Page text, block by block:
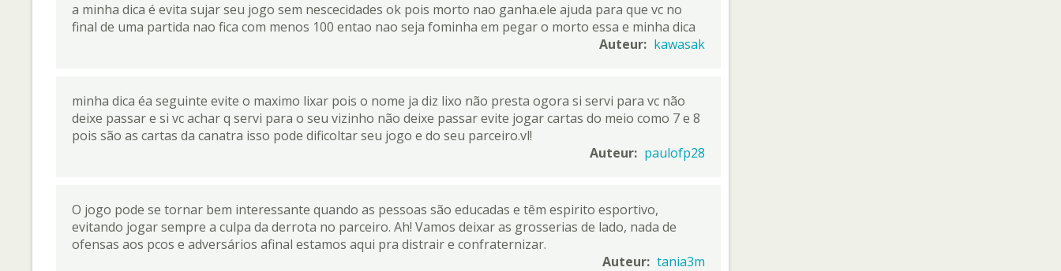
a minha dica é evita sujar seu jogo sem nescecidades ok pois morto nao ganha.ele ajuda para que vc no
final de uma partida nao fica com menos 100 entao nao seja fominha em pegar o morto essa e minha dica
Auteur: kawasak
minha dica éa seguinte evite o maximo lixar pois o nome ja diz lixo não presta ogora si servi para vc não
deixe passar e si vc achar q servi para o seu vizinho não deixe passar evite jogar cartas do meio como 7 e 8
pois são as cartas da canatra isso pode dificoltar seu jogo e do seu parceiro.vl!
Auteur: paulofp28
O jogo pode se tornar bem interessante quando as pessoas são educadas e têm espirito esportivo,
evitando jogar sempre a culpa da derrota no parceiro. Ah! Vamos deixar as grosserias de lado, nada de
ofensas aos pcos e adversários afinal estamos aqui pra distrair e confraternizar.
Auteur: tania3m